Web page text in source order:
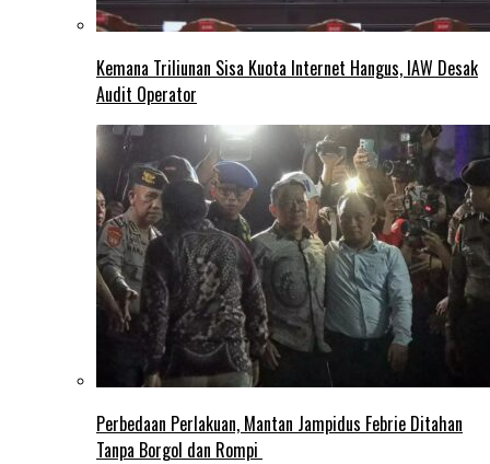
Kemana Triliunan Sisa Kuota Internet Hangus, IAW Desak
Audit Operator
Perbedaan Perlakuan, Mantan Jampidus Febrie Ditahan
Tanpa Borgol dan Rompi